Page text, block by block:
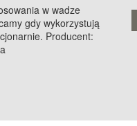
w wadze
gdy wykorzystują
Producent: